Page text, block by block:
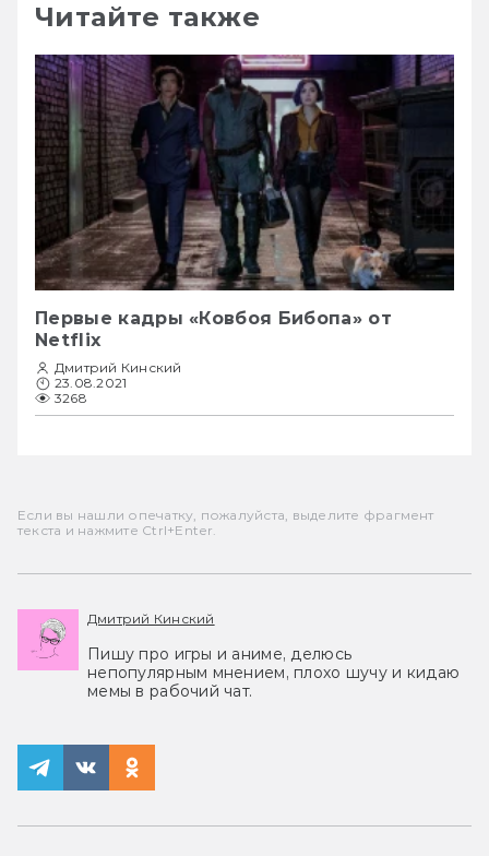
Читайте также
Первые кадры «Ковбоя Бибопа» от
Netflix
Дмитрий Кинский
23.08.2021
3268
Если вы нашли опечатку, пожалуйста, выделите фрагмент
текста и нажмите Ctrl+Enter.
Дмитрий Кинский
Пишу про игры и аниме, делюсь
непопулярным мнением, плохо шучу и кидаю
мемы в рабочий чат.